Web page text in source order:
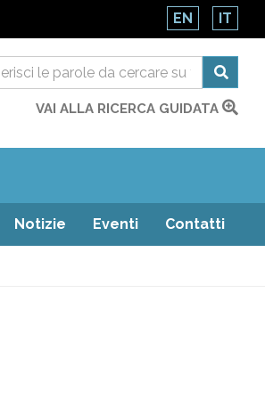
EN IT
VAI ALLA RICERCA GUIDATA
Notizie Eventi Contatti